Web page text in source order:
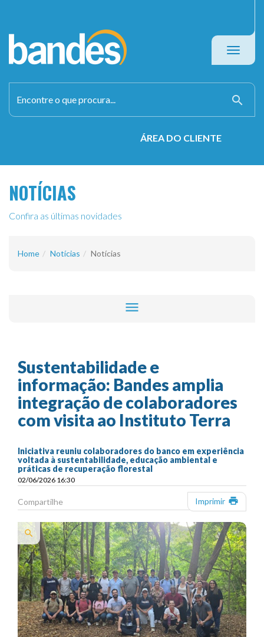
search
ÁREA DO CLIENTE
Toggle
NOTÍCIAS
Confira as últimas novidades
Home Notícias Notícias
menu
Sustentabilidade e
informação: Bandes amplia
integração de colaboradores
com visita ao Instituto Terra
Iniciativa reuniu colaboradores do banco em experiência
voltada à sustentabilidade, educação ambiental e
práticas de recuperação florestal
02/06/2026 16:30
Compartilhe Imprimir print
search